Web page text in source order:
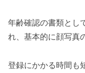
年齢確認の書類とし
れ、基本的に顔写真
登録にかかる時間も